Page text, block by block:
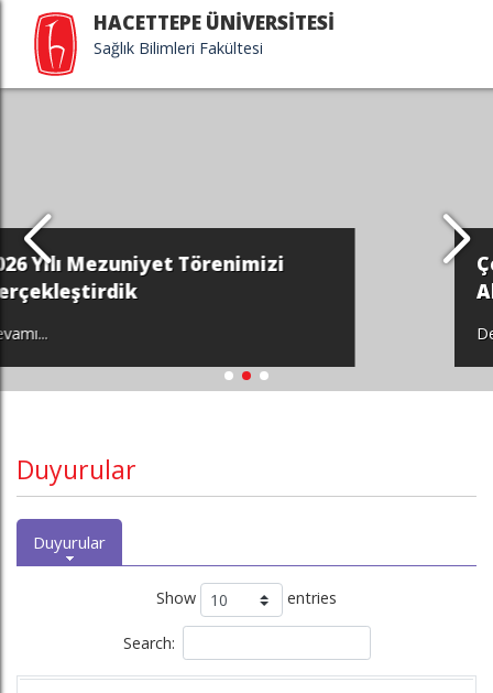
HACETTEPE ÜNİVERSİTESİ
Sağlık Bilimleri Fakültesi
Çocuk Gelişimi Bölümümüzün
Akreditasyonu Hk.
Duyurular
Duyurular
Show entries
Search: